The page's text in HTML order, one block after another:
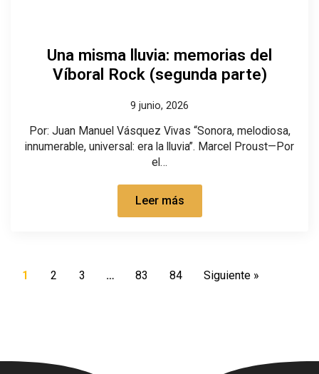
Una misma lluvia: memorias del
Víboral Rock (segunda parte)
9 junio, 2026
Por: Juan Manuel Vásquez Vivas “Sonora, melodiosa,
innumerable, universal: era la lluvia”. Marcel Proust—Por
el…
Leer más
1 2 3 … 83 84 Siguiente »